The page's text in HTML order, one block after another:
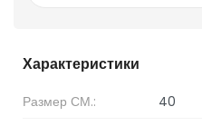
Характеристики
Размер СМ.: 40